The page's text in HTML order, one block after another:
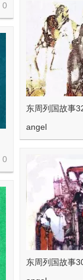
0
东周列国故事
angel
0
东周列国故事